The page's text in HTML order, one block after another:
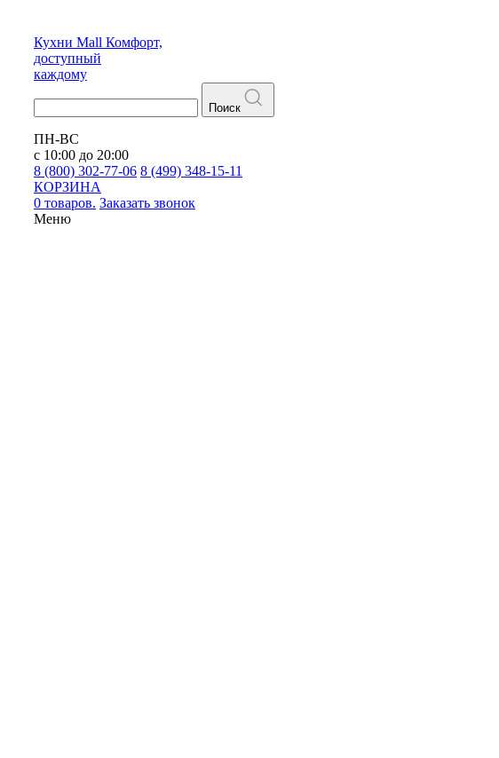
Кухни Mall Комфорт,
доступный
каждому
Поиск
ПН-ВС
с 10:00 до 20:00
8 (800) 302-77-06 8 (499) 348-15-11
КОРЗИНА
0 товаров. Заказать звонок
Меню